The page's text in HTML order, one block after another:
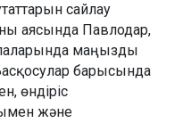
сайлау
аясында Павлодар,
маңызды
барысында
өндіріс
және